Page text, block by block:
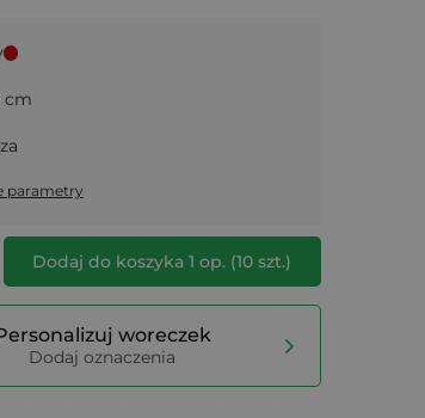
cm
parametry
Dodaj do koszyka1 op. (10 szt.)
woreczek
Dodaj oznaczenia